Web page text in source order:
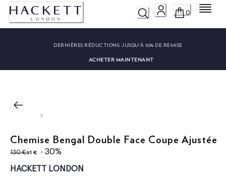
0 Menu
DERNIÈRES RÉDUCTIONS: JUSQU'À 50% DE REMISE
ACHETER MAINTENANT
Chemise Bengal Double Face Coupe Ajustée
130 €
original price 130 €
91 €
current price 91 €
- 30%
HACKETT LONDON